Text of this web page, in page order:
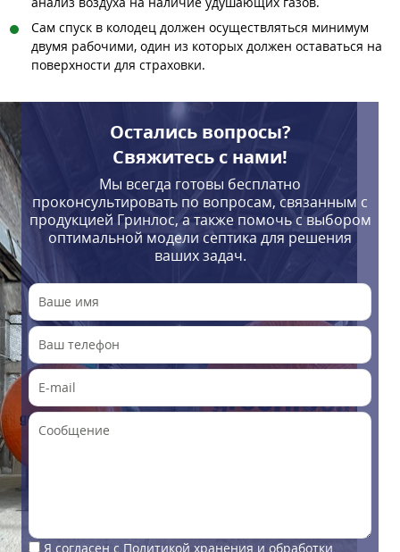
Сам спуск в колодец должен осуществляться минимум
двумя рабочими, один из которых должен оставаться на
поверхности для страховки.
Остались вопросы?
Свяжитесь с нами!
Мы всегда готовы бесплатно
проконсультировать по вопросам, связанным с
продукцией Гринлос, а также помочь с выбором
оптимальной модели септика для решения
ваших задач.
Я согласен с Политикой хранения и обработки